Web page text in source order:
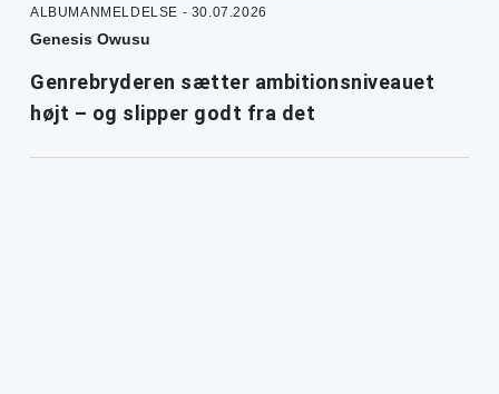
ALBUMANMELDELSE - 30.07.2026
Genesis Owusu
Genrebryderen sætter ambitionsniveauet
højt – og slipper godt fra det